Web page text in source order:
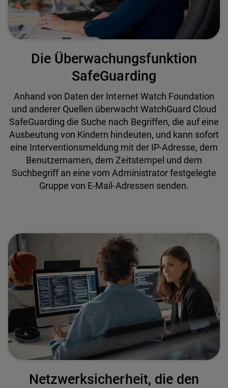
Die Überwachungsfunktion
SafeGuarding
Anhand von Daten der Internet Watch Foundation
und anderer Quellen überwacht WatchGuard Cloud
SafeGuarding die Suche nach Begriffen, die auf eine
Ausbeutung von Kindern hindeuten, und kann sofort
eine Interventionsmeldung mit der IP-Adresse, dem
Benutzernamen, dem Zeitstempel und dem
Suchbegriff an eine vom Administrator festgelegte
Gruppe von E-Mail-Adressen senden.
Netzwerksicherheit, die den